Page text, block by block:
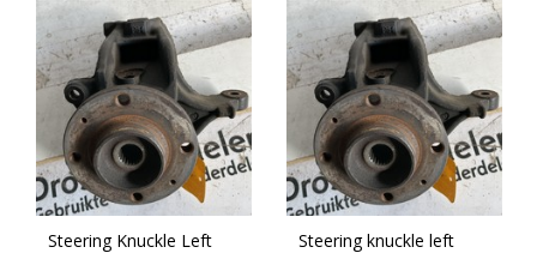
Steering Knuckle Left
Steering knuckle left